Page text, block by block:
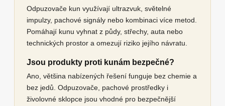
Odpuzovače kun využívají ultrazvuk, světelné
impulzy, pachové signály nebo kombinaci více metod.
Pomáhají kunu vyhnat z půdy, střechy, auta nebo
technických prostor a omezují riziko jejího návratu.
Jsou produkty proti kunám bezpečné?
Ano, většina nabízených řešení funguje bez chemie a
bez jedů. Odpuzovače, pachové prostředky i
živolovné sklopce jsou vhodné pro bezpečnější